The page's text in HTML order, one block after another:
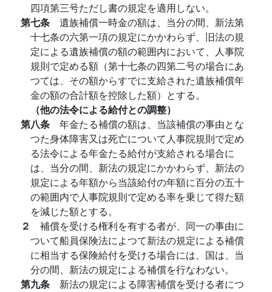
四項第三号ただし書の規定を適用しない。
第七条 遺族補償一時金の額は、当分の間、新法第
十七条の六第一項の規定にかかわらず、旧法の規
定による遺族補償の額の範囲内において、人事院
規則で定める額（第十七条の四第二号の場合にあ
つては、その額からすでに支給された遺族補償年
金の額の合計額を控除した額）とする。
（他の法令による給付との調整）
第八条 年金たる補償の額は、当該補償の事由とな
つた身体障害又は死亡について人事院規則で定め
る法令による年金たる給付が支給される場合に
は、当分の間、新法の規定にかかわらず、新法の
規定による年額から当該給付の年額に百分の五十
の範囲内で人事院規則で定める率を乗じて得た額
を減じた額とする。
２ 補償を受ける権利を有する者が、同一の事由に
ついて船員保険法によつて新法の規定による補償
に相当する保険給付を受ける場合には、国は、当
分の間、新法の規定による補償を行なわない。
第九条 新法の規定による障害補償を受ける者につ